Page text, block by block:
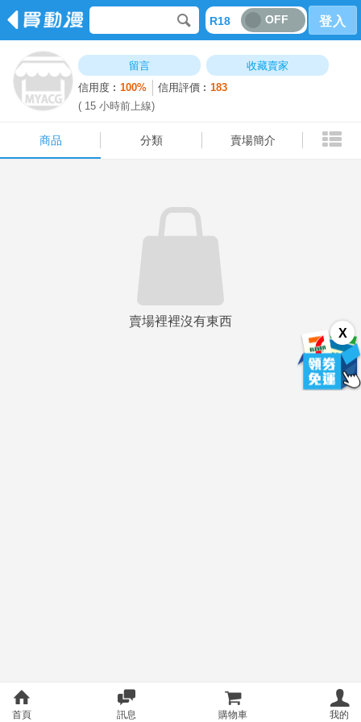
R18 OFF 登入
留言
收藏賣家
信用度︰100% 信用評價︰183
( 15 小時前上線)
商品 分類 賣場簡介
X
賣場裡裡沒有東西
商品 分類 賣場簡介
首頁 訊息 購物車 我的